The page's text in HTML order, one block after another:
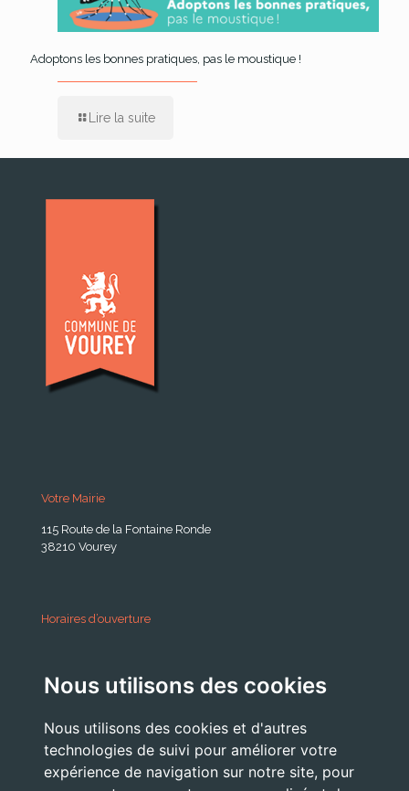
Nous utilisons des cookies
Nous utilisons des cookies et d'autres
technologies de suivi pour améliorer votre
expérience de navigation sur notre site, pour
Adoptons les bonnes pratiques, pas le moustique !
Lire la suite
Votre Mairie
115 Route de la Fontaine Ronde
38210 Vourey
Horaires d’ouverture
Lundi . Mardi : 10h 12h /16h 18h30
Jeudi . Vendredi : 13h30 / 17h